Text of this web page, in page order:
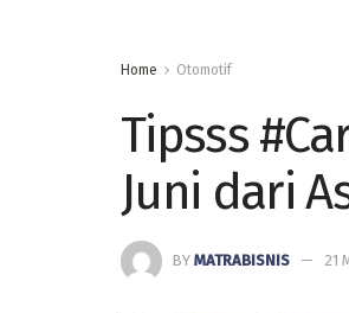
Home Otomotif
Tipsss
Juni dari
BY MATRABISNIS 21